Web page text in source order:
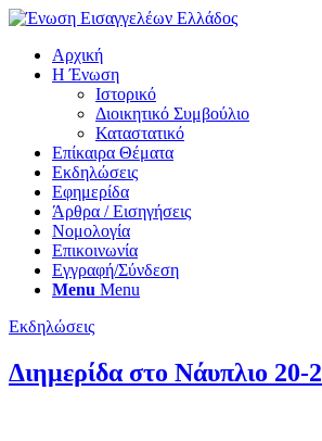
Αρχική
Η Ένωση
Ιστορικό
Διοικητικό Συμβούλιο
Καταστατικό
Επίκαιρα Θέματα
Εκδηλώσεις
Εφημερίδα
Άρθρα / Εισηγήσεις
Νομολογία
Επικοινωνία
Εγγραφή/Σύνδεση
Menu Menu
Εκδηλώσεις
Διημερίδα στο Νάυπλιο 20-